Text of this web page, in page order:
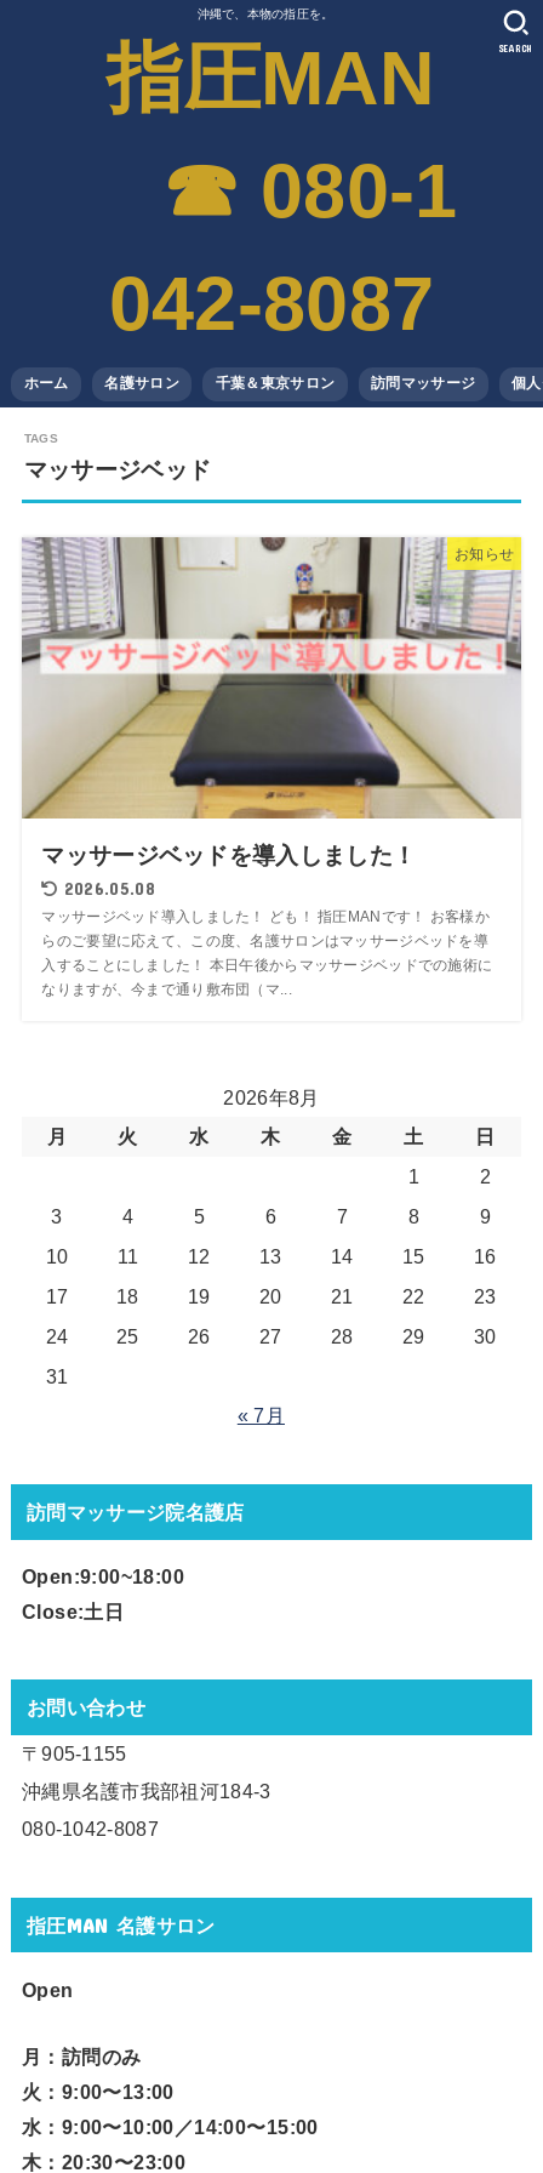
沖縄で、本物の指圧を。
指圧MAN
☎︎ 080-1
042-8087
ホーム 名護サロン 千葉＆東京サロン 訪問マッサージ 個
SEARCH
マッサージベッド
お知らせ
マッサージベッドを導入しました！
2026.05.08
マッサージベッド導入しました！ ども！ 指圧MANです！ お客様か
らのご要望に応えて、この度、名護サロンはマッサージベッドを導
入することにしました！ 本日午後からマッサージベッドでの施術に
なりますが、今まで通り敷布団（マ...
2026年8月
月
火 水 木 金 土
日
1
2
3
4 5 6 7 8
9
10
11 12 13 14 15
16
17
18 19 20 21 22
23
24
25 26 27 28 29
30
31
« 7月
訪問マッサージ院名護店
Open:9:00~18:00
Close:土日
お問い合わせ
〒905-1155
沖縄県名護市我部祖河184-3
080-1042-8087
指圧MAN 名護サロン
Open
月：訪問のみ
火：9:00〜13:00
水：9:00〜10:00／14:00〜15:00
木：20:30〜23:00